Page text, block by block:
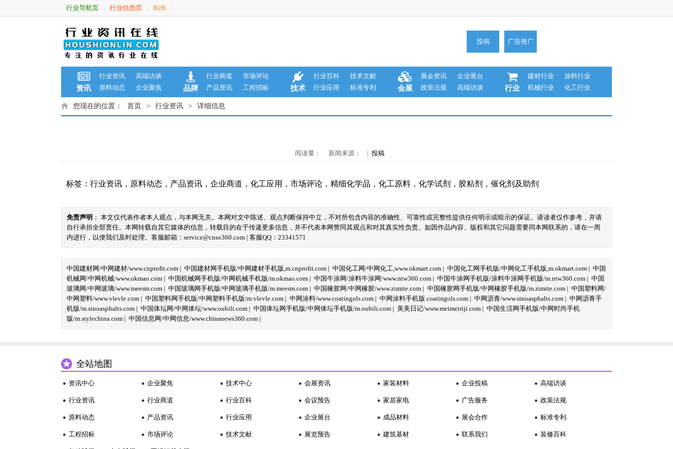
行业导航页 行业信息页 B2B
投稿 广告推广
资讯
行业资讯
高端访谈
原料动态
企业聚焦 品牌
行业商道
市场评论
产品资讯
工程招标 技术
行业百科
技术文献
行业应用
标准专利 会展
展会资讯
企业展台
政策法规
高端访谈 行业
建材行业
涂料行业
机械行业
化工行业
您现在的位置： 首页 > 行业资讯 > 详细信息
阅读量： 新闻来源： | 投稿
标签： 行业资讯 ， 原料动态 ， 产品资讯 ， 企业商道 ， 化工应用 ， 市场评论 ， 精细化学品 ， 化工原料 ， 化学试剂 ， 胶粘剂 ， 催化剂及助剂
免责声明 ： 本文仅代表作者本人观点，与本网无关。本网对文中陈述、观点判断保持中立，不对所包含内容的准确性、可靠性或完整性提供任何明示或暗示的保证。请读者仅作参考，并请
自行承担全部责任。本网转载自其它媒体的信息，转载目的在于传递更多信息，并不代表本网赞同其观点和对其真实性负责。如因作品内容、版权和其它问题需要同本网联系的，请在一周
内进行，以便我们及时处理。客服邮箱：service@cnso360.com | 客服QQ：23341571
中国建材网/中网建材/www.cnprofit.com | 中国建材网手机版/中网建材手机版,m.cnprofit.com | 中国化工网/中网化工,www.okmart.com | 中国化工网手机版/中网化工手机版,m.okmart.com | 中国
机械网/中网机械/www.okmao.com | 中国机械网手机版/中网机械手机版/m.okmao.com | 中国牛涂网/涂料牛涂网/www.ntw360.com | 中国牛涂网手机版/涂料牛涂网手机版/m.ntw360.com | 中国
玻璃网/中网玻璃/www.meesm.com | 中国玻璃网手机版/中网玻璃手机版/m.meesm.com | 中国橡胶网/中网橡胶/www.zimite.com | 中国橡胶网手机版/中网橡胶手机版/m.zimite.com | 中国塑料网/
中网塑料/www.vlevle.com | 中国塑料网手机版/中网塑料手机版/m.vlevle.com | 中网涂料/www.coatingols.com | 中网涂料手机版.coatingols.com | 中网沥青/www.sinoasphalts.com | 中网沥青手
机版/m.sinoasphalts.com | 中国体坛网/中网体坛/www.oubili.com | 中国体坛网手机版/中网体坛手机版/m.oubili.com | 美美日记/www.meimeiriji.com | 中国生活网手机版/中网时尚手机
版/m.stylechina.com | 中国信息网/中网信息/www.chinanews360.com |
全站地图
资讯中心
行业资讯
原料动态
工程招标
企业聚焦
行业商道
产品资讯
市场评论
技术中心
行业百科
行业应用
技术文献
会展资讯
会议预告
企业展台
展览预告
家装材料
家居家电
成品材料
建筑基材
企业投稿
广告服务
展会合作
联系我们
高端访谈
政策法规
标准专利
装修百科